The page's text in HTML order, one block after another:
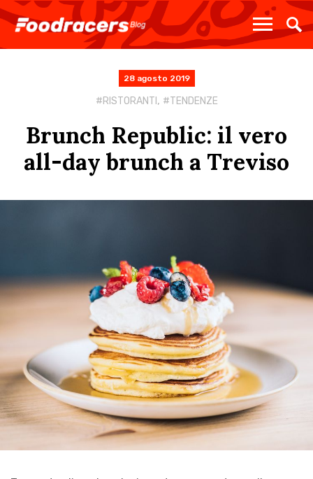
28 agosto 2019
RISTORANTI , TENDENZE
Brunch Republic: il vero
all-day brunch a Treviso